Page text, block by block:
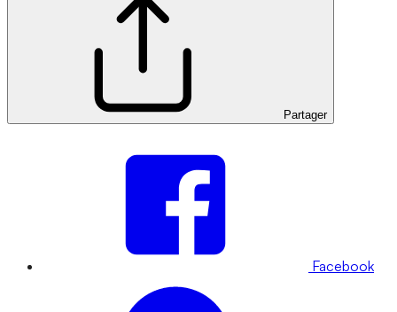
Partager
Facebook